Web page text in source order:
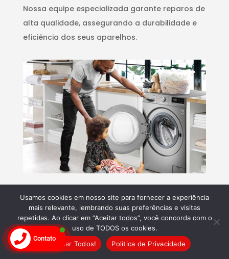
Nossa equipe especializada garante reparos de
alta qualidade, assegurando a durabilidade e
eficiência dos seus aparelhos.
Inovação Contínua
Comprometidos com a inovação, utilizamos as
mais recentes tecnologias para diagnosticar e
reparareletrodomésticos, proporcionando
soluções rápidas e eficazes para qualquer
Usamos cookies em nosso site para fornecer a experiência
mais relevante, lembrando suas preferências e visitas
repetidas. Ao clicar em “Aceitar todos”, você concorda com o
uso de TODOS os cookies.
Aceitar Todos!
Política de Privacidade
Contato